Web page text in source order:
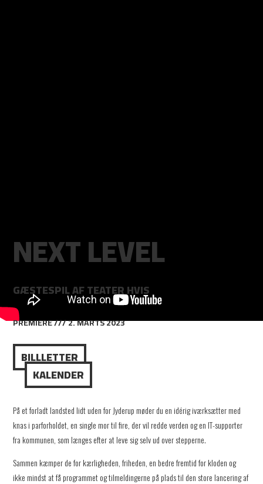
NEXT LEVEL
GÆSTESPIL AF TEATER HVIS
PREMIERE /// 2. MARTS 2023
BILLLETTER
KALENDER
På et forladt landsted lidt uden for Jyderup møder du en idérig iværksætter med
knas i parforholdet, en single mor til fire, der vil redde verden og en IT-supporter
fra kommunen, som længes efter at leve sig selv ud over stepperne.
Sammen kæmper de for kærligheden, friheden, en bedre fremtid for kloden og
ikke mindst at få programmet og tilmeldingerne på plads til den store lancering af